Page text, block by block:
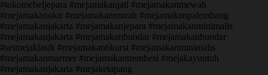
#tokomebeljepara #mejamakanjati #mejamakanmewah
#mejamakanukir #mejamakanmurah #mejamakanpalembang
#mejamakanjakarta #mejamakanjepara #mejamakanminimalis
#mejamakanjakarta #mejamakanbundar #mejamakanbundar
#setmejaklasik #mejamakan6kursi #mejamakanminimalis
#mejamakanmarmer #mejamakantrembesi #mejakayuutuh
#mejamakanjakarta #mejaketapang